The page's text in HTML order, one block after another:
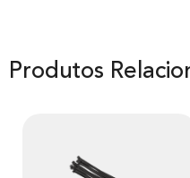
Produtos